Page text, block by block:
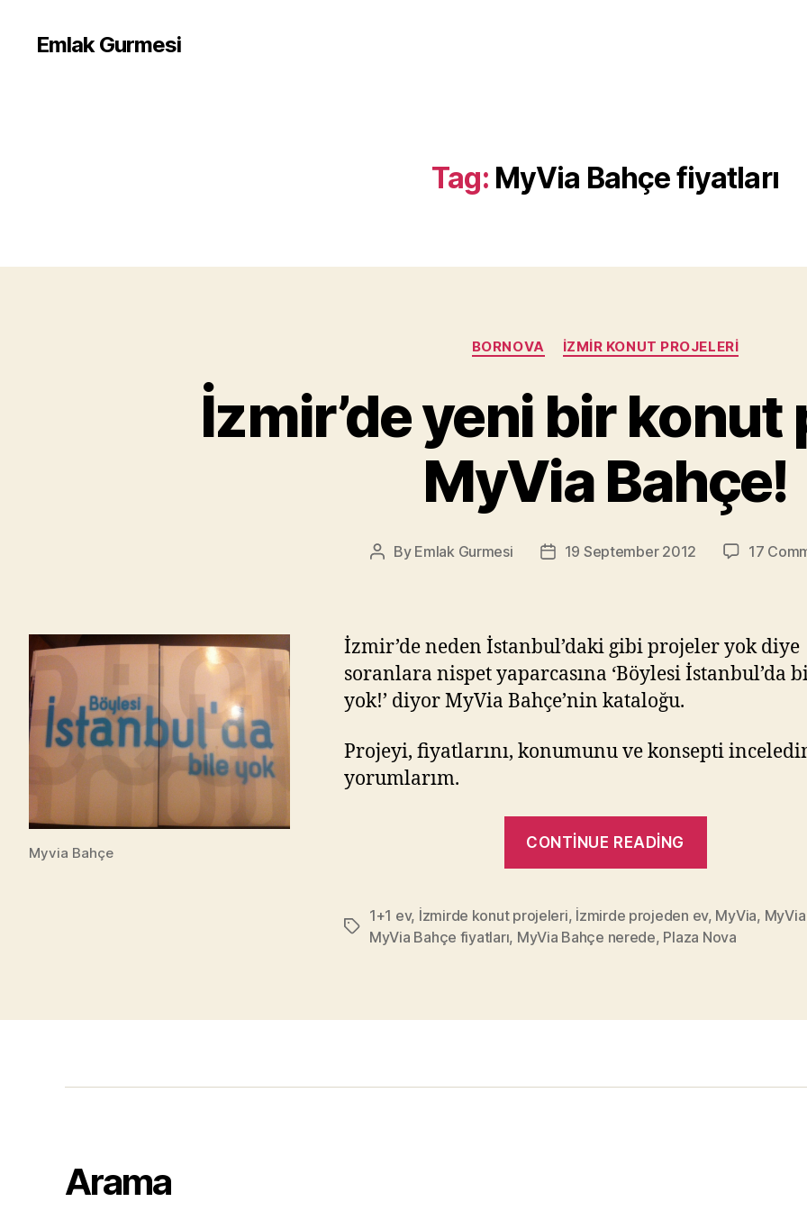
Emlak Gurmesi
Tag: MyVia Bahçe fiyatları
Categories
BORNOVA İZMIR KONUT PROJELERI
İzmir’de yeni bir konut
MyVia Bahçe!
Post
By Emlak Gurmesi
Post19 September 2012 17
Myvia Bahçe
İzmir’de neden İstanbul’daki gibi projeler yok diye
soranlara nispet yaparcasına ‘Böylesi İstanbul’da
yok!’ diyor MyVia Bahçe’nin kataloğu.
Projeyi, fiyatlarını, konumunu ve konsepti
yorumlarım.
CONTINUE READING
konut
projesi
Bahçe!”
Tags
1+1 ev, İzmirde konut projeleri, İzmirde projeden ev, MyVia,
MyVia Bahçe fiyatları, MyVia Bahçe nerede, Plaza Nova
Arama